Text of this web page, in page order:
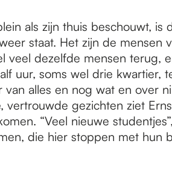
als zijn thuis beschouwt, is
staat. Het zijn de mensen
veel dezelfde mensen terug,
uur, soms wel drie kwartier,
alles en nog wat en over
vertrouwde gezichten ziet
“Veel nieuwe
die hier stoppen met hun